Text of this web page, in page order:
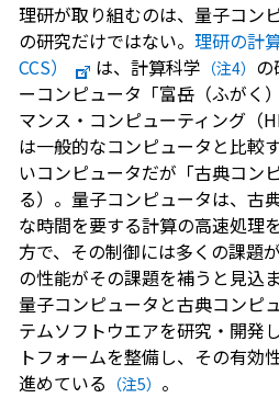
理研が取り組むのは、量子コン
の研究だけではない。 理研の計
CCS）
は、計算科学 （注4）
ーコンピュータ「富岳（ふがく
マンス・コンピューティング（
は一般的なコンピュータと比較
いコンピュータだが「古典コン
る）。量子コンピュータは、古
な時間を要する計算の高速処理
方で、その制御には多くの課題
の性能がその課題を補うと見込
量子コンピュータと古典コンピ
テムソフトウエアを研究・開発
トフォームを整備し、その有効
進めている （注5） 。